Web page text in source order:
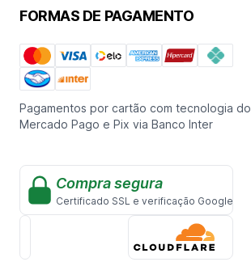
FORMAS DE PAGAMENTO
Pagamentos por cartão com tecnologia do
Mercado Pago e Pix via Banco Inter
Compra segura
Certificado SSL e verificação Google